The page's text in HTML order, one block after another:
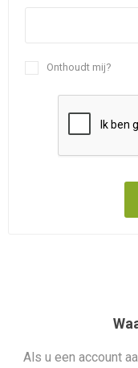
Onthoudt mij?
Als u een account